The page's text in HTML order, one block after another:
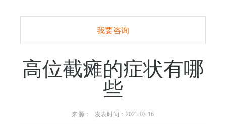
我要咨询
高位截瘫的症状有哪
些
来源： 发表时间：2023-03-16